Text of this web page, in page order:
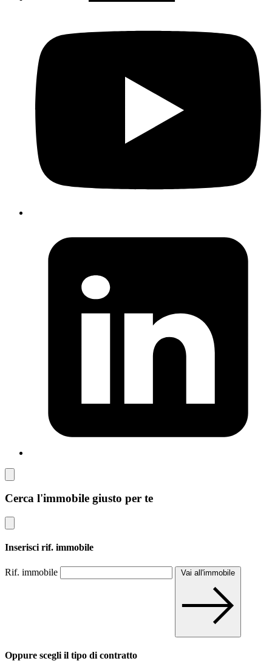
Cerca l'immobile giusto per te
Inserisci rif. immobile
Rif. immobile Vai all'immobile
Oppure scegli il tipo di contratto